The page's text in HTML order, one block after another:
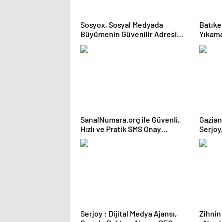
Sosyox, Sosyal Medyada
Büyümenin Güvenilir Adresi
Olarak Öne Çıkıyor
SanalNumara.org ile Güvenli,
Hızlı ve Pratik SMS Onay
Çözümleri
Serjoy, Gaziantep
Serjoy : Dijital Medya Ajansı,
Zihnin